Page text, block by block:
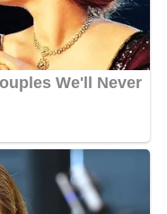
l’est aussi sur le
tendances et de
tubeBouge de là,
beauté, prouvant